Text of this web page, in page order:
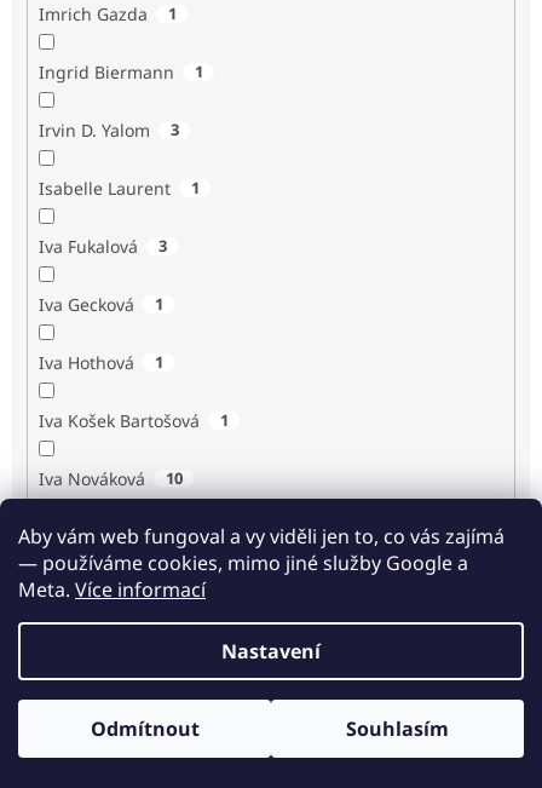
Aby vám web fungoval a vy viděli jen to, co vás zajímá
— používáme cookies, mimo jiné služby Google a
Meta. Více informací
Nastavení
Odmítnout Souhlasím
Imrich Gazda 1
Ingrid Biermann 1
Irvin D. Yalom 3
Isabelle Laurent 1
Iva Fukalová 3
Iva Gecková 1
Iva Hothová 1
Iva Košek Bartošová 1
Iva Nováková 10
Iva Procházková 1
Ivan Renč 1
Odběr novinek